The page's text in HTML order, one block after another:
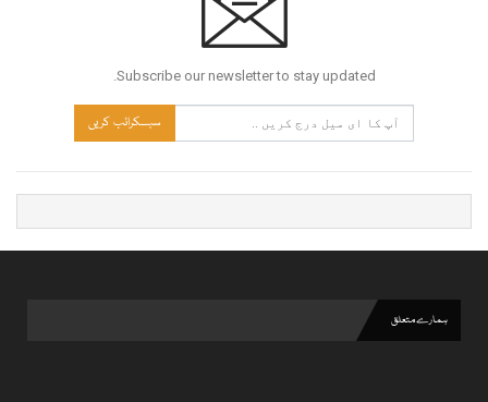
Subscribe our newsletter to stay updated.
سبسکرائب کریں
ہمارے متعلق